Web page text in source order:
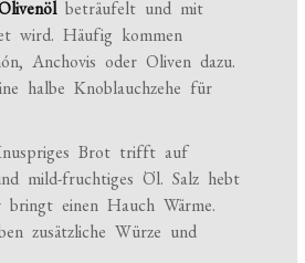
beträufelt und mit
wird. Häufig kommen
Anchovis oder Oliven dazu.
halbe Knoblauchzehe für
Brot trifft auf
mild-fruchtiges Öl. Salz hebt
einen Hauch Wärme.
zusätzliche Würze und